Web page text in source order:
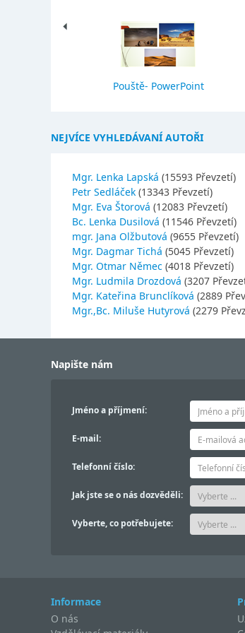
Pouště- PowerPoint
NEJVÍCE VYHLEDÁVANÍ AUTOŘI
Mgr. Lenka Lapská (15593 Převzetí)
Petr Sedláček (13343 Převzetí)
Mgr. Eva Štorová (12083 Převzetí)
Bc. Lenka Dusilová (11546 Převzetí)
mgr. Jana Olžbutová (9655 Převzetí)
Mgr. Dagmar Tichá (5045 Převzetí)
Mgr. Otmar Němec (4018 Převzetí)
Mgr. Ludmila Drozdová (3207
Mgr. Kateřina Brunclíková (2889
Mgr.,Bc. Miluše Hutyrová (2279
Napište nám
Jméno a příjmení:
E-mail:
Telefonní číslo:
Jak jste se o nás dozvěděli:
Vyberte, co potřebujete:
Informace
O nás